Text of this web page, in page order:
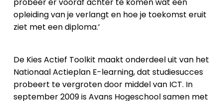
opleiding van je verlangt en hoe je toekomst eruit
ziet met een diploma.’
De Kies Actief Toolkit maakt onderdeel uit van het
Nationaal Actieplan E-learning, dat studiesucces
probeert te vergroten door middel van ICT. In
september 2009 is Avans Hogeschool samen met